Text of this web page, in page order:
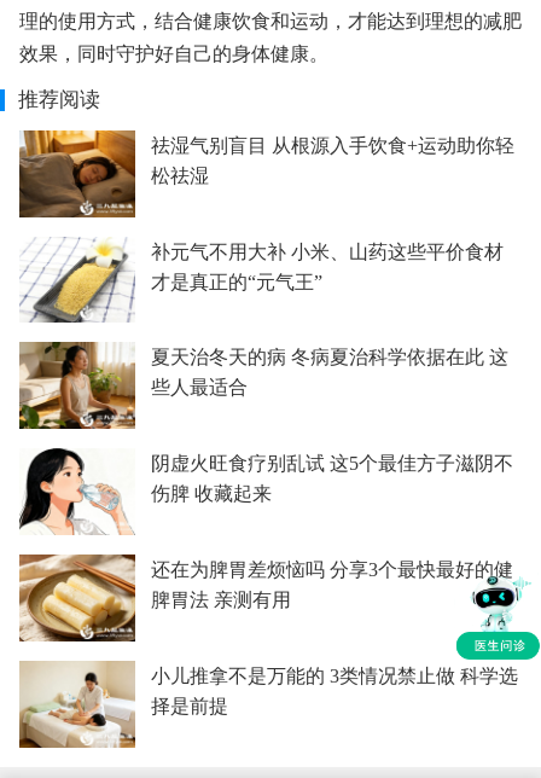
理的使用方式，结合健康饮食和运动，才能达到理想的减肥
效果，同时守护好自己的身体健康。
推荐阅读
祛湿气别盲目 从根源入手饮食+运动助你轻
松祛湿
补元气不用大补 小米、山药这些平价食材
才是真正的“元气王”
夏天治冬天的病 冬病夏治科学依据在此 这
些人最适合
阴虚火旺食疗别乱试 这5个最佳方子滋阴不
伤脾 收藏起来
还在为脾胃差烦恼吗 分享3个最快最好的健
脾胃法 亲测有用
小儿推拿不是万能的 3类情况禁止做 科学选
择是前提